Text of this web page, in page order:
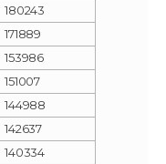
180243
171889
153986
151007
144988
142637
140334